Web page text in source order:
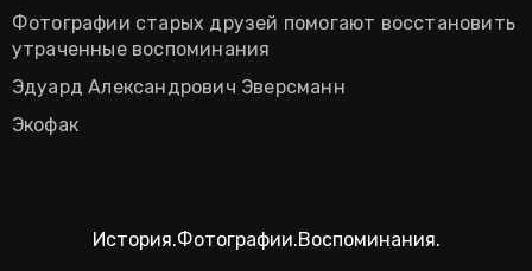
Фотографии старых друзей помогают восстановить
утраченные воспоминания
Эдуард Александрович Эверсманн
Экофак
История.Фотографии.Воспоминания.